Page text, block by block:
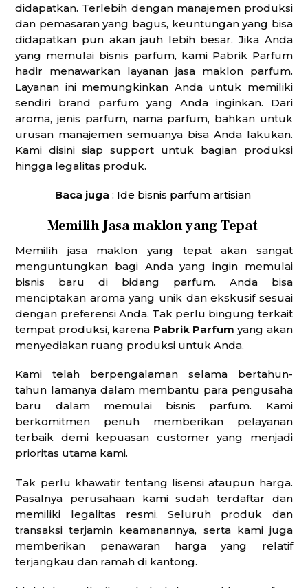
didapatkan. Terlebih dengan manajemen produksi
dan pemasaran yang bagus, keuntungan yang bisa
didapatkan pun akan jauh lebih besar. Jika Anda
yang memulai bisnis parfum, kami Pabrik Parfum
hadir menawarkan layanan jasa maklon parfum.
Layanan ini memungkinkan Anda untuk memiliki
sendiri brand parfum yang Anda inginkan. Dari
aroma, jenis parfum, nama parfum, bahkan untuk
urusan manajemen semuanya bisa Anda lakukan.
Kami disini siap support untuk bagian produksi
hingga legalitas produk.
Baca juga : Ide bisnis parfum artisian
Memilih Jasa maklon yang Tepat
Memilih jasa maklon yang tepat akan sangat
menguntungkan bagi Anda yang ingin memulai
bisnis baru di bidang parfum. Anda bisa
menciptakan aroma yang unik dan ekskusif sesuai
dengan preferensi Anda. Tak perlu bingung terkait
tempat produksi, karena Pabrik Parfum yang akan
menyediakan ruang produksi untuk Anda.
Kami telah berpengalaman selama bertahun-
tahun lamanya dalam membantu para pengusaha
baru dalam memulai bisnis parfum. Kami
berkomitmen penuh memberikan pelayanan
terbaik demi kepuasan customer yang menjadi
prioritas utama kami.
Tak perlu khawatir tentang lisensi ataupun harga.
Pasalnya perusahaan kami sudah terdaftar dan
memiliki legalitas resmi. Seluruh produk dan
transaksi terjamin keamanannya, serta kami juga
memberikan penawaran harga yang relatif
terjangkau dan ramah di kantong.